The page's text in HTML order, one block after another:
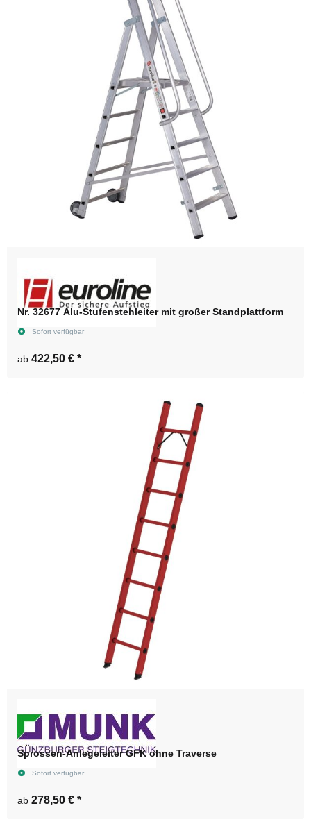
Nr. 32677 Alu-Stufenstehleiter mit großer Standplattform
Sofort verfügbar
ab 422,50 € *
Sprossen-Anlegeleiter GFK ohne Traverse
Sofort verfügbar
ab 278,50 € *